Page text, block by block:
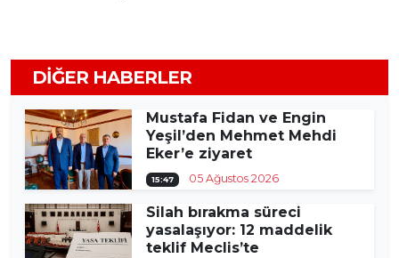
DIĞER HABERLER
Mustafa Fidan ve Engin
Yeşil’den Mehmet Mehdi
Eker’e ziyaret
15:47 05 Ağustos 2026
Silah bırakma süreci
yasalaşıyor: 12 maddelik
teklif Meclis’te